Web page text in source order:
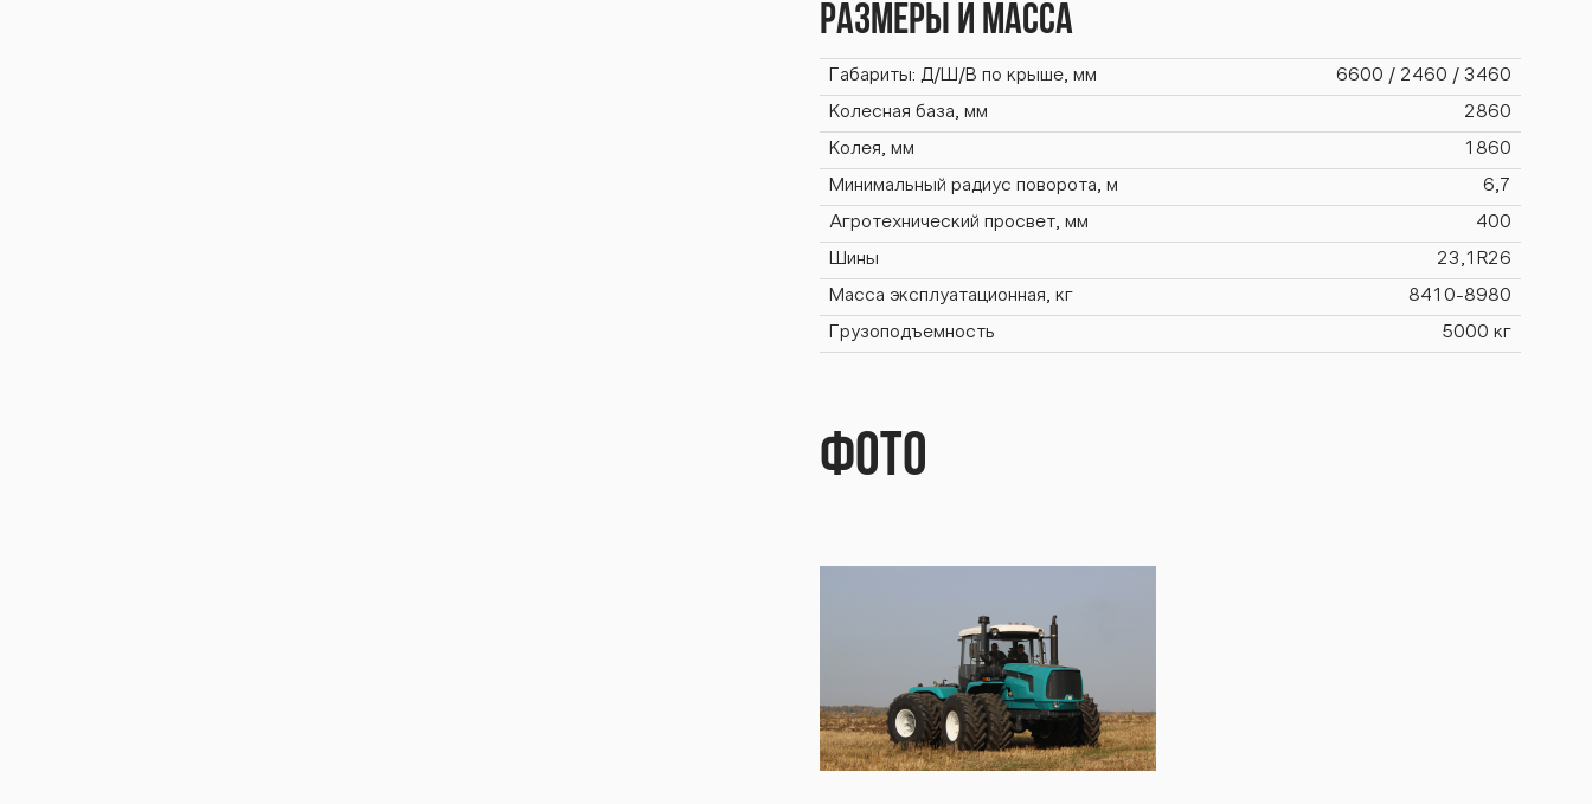
Размеры и масса
Габариты: Д/Ш/В по крыше, мм 6600 / 2460 / 3460
Колесная база, мм 2860
Колея, мм 1860
Минимальный радиус поворота, м 6,7
Агротехнический просвет, мм 400
Шины 23,1R26
Масса эксплуатационная, кг 8410-8980
Грузоподъемность 5000 кг
Фото